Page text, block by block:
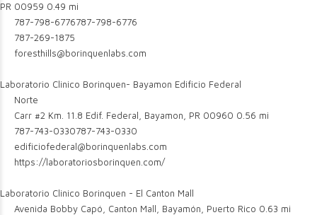
PR 00959 0.49 mi
787-798-6776787-798-6776
787-269-1875
foresthills@borinquenlabs.com
Laboratorio Clinico Borinquen- Bayamon Edificio Federal
Norte
Carr #2 Km. 11.8 Edif. Federal, Bayamon, PR 00960 0.56 mi
787-743-0330787-743-0330
edificiofederal@borinquenlabs.com
https://laboratoriosborinquen.com/
Laboratorio Clinico Borinquen - El Canton Mall
Avenida Bobby Capó, Canton Mall, Bayamón, Puerto Rico 0.63 mi